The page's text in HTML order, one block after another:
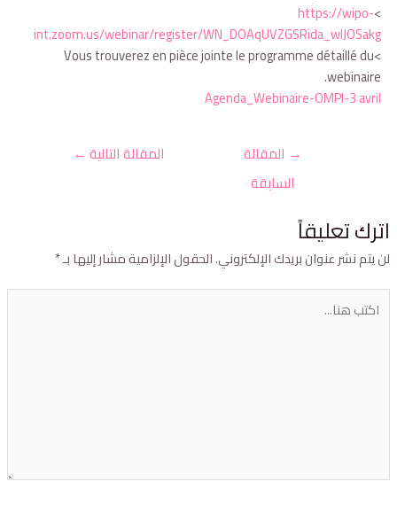
https://wipo-
int.zoom.us/webinar/register/WN_DOAqUVZGSRida_wIJOSakg
>Vous trouverez en pièce jointe le programme détaillé du
webinaire.
Agenda_Webinaire-OMPI-3 avril
→المقالة
السابقة
المقالة التالية←
تعليقاً
يتم نشر عنوان بريدك الإلكتروني.الحقول الإلزامية مشار إليها بـ*